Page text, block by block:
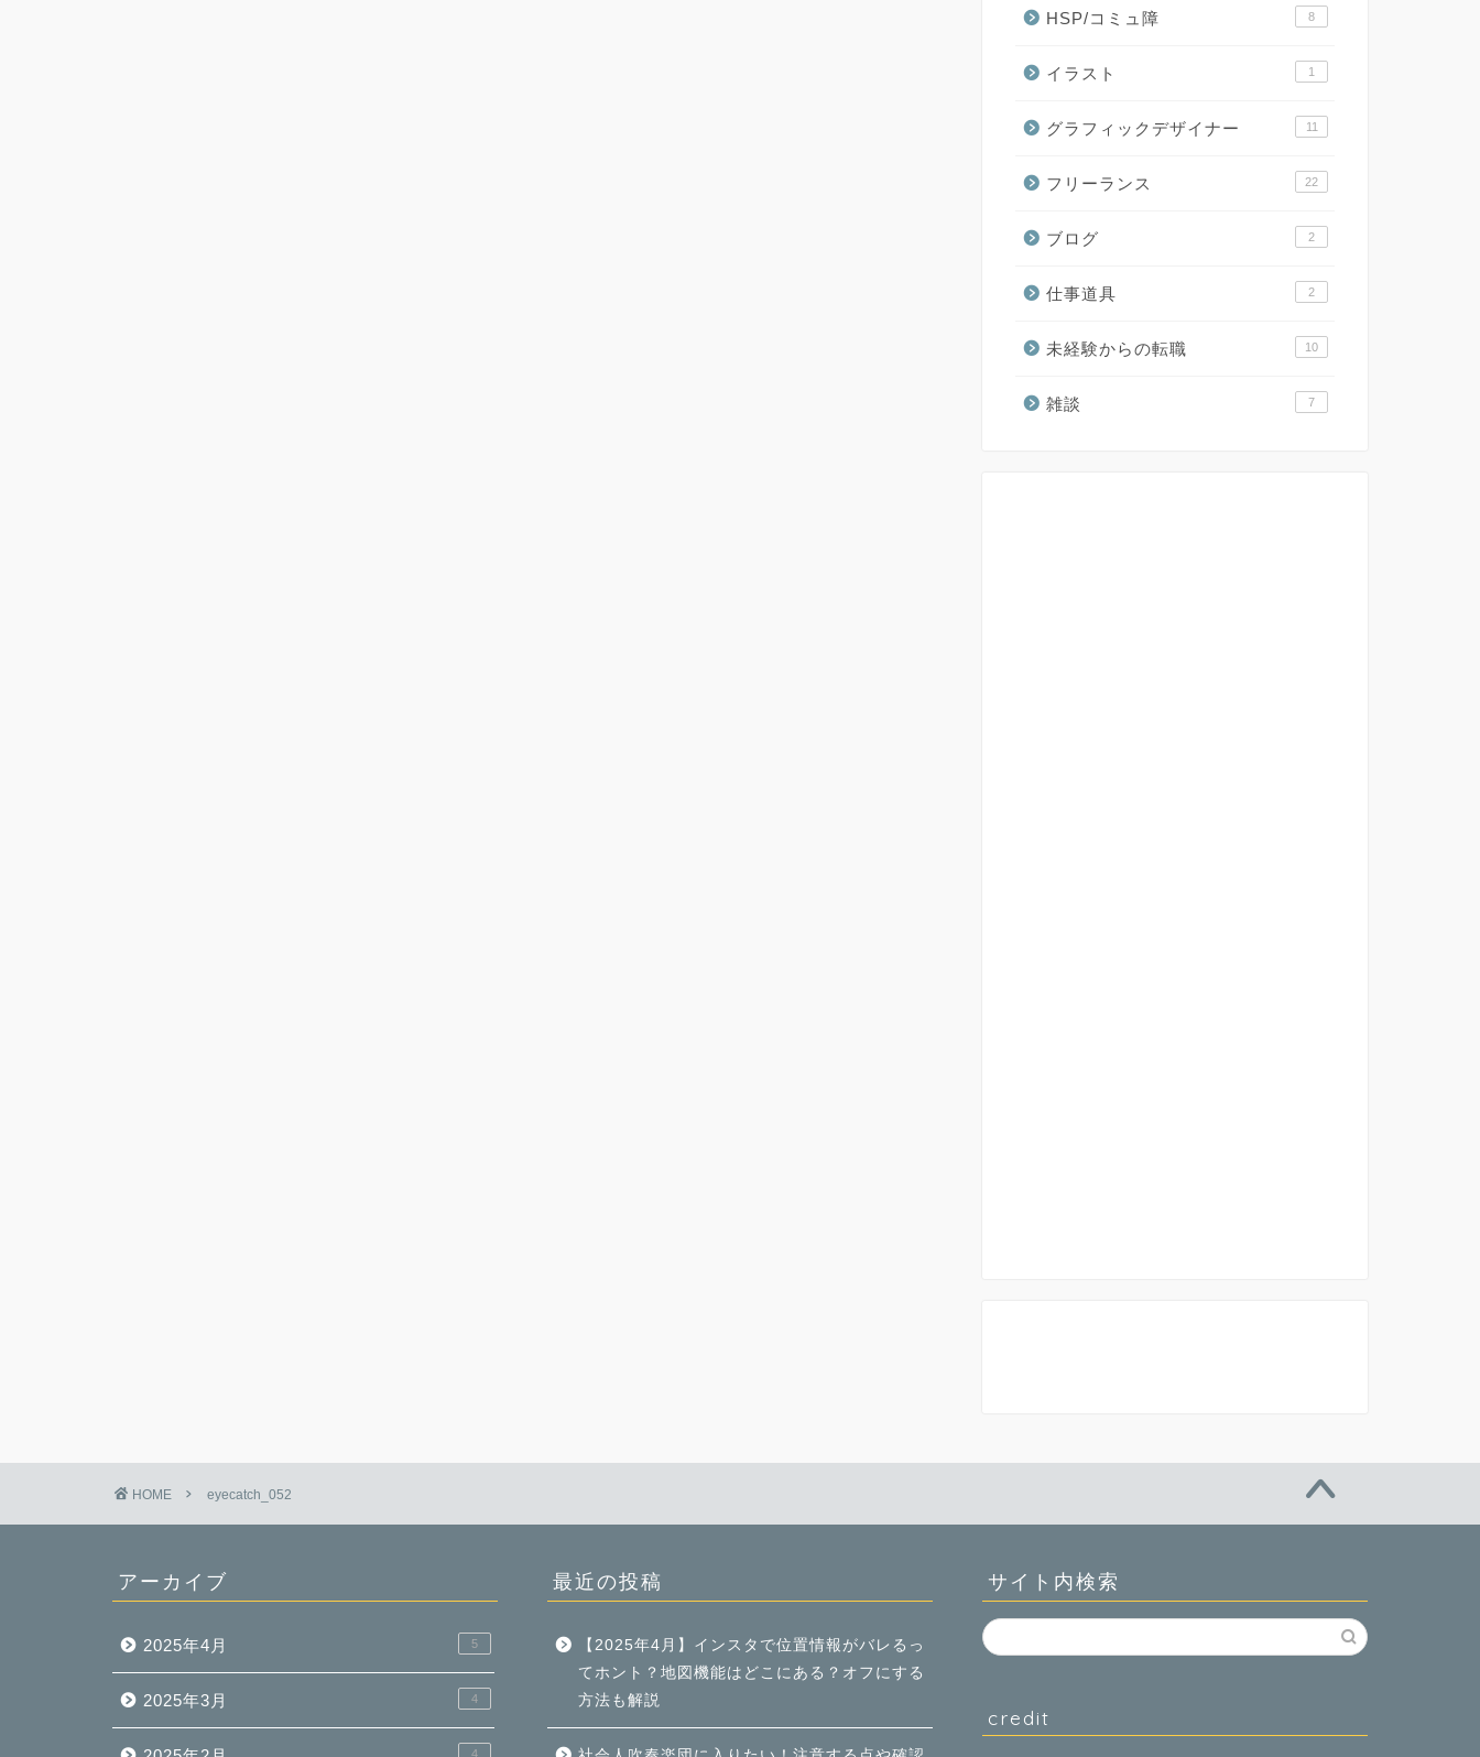
HSP/コミュ障 8
イラスト 1
グラフィックデザイナー 11
フリーランス 22
ブログ 2
仕事道具 2
未経験からの転職 10
雑談 7
HOME eyecatch_052
アーカイブ
2025年4月 5
2025年3月 4
4
最近の投稿
【2025年4月】インスタで位置情報がバレるっ
てホント？地図機能はどこにある？オフにする
方法も解説
サイト内検索
credit